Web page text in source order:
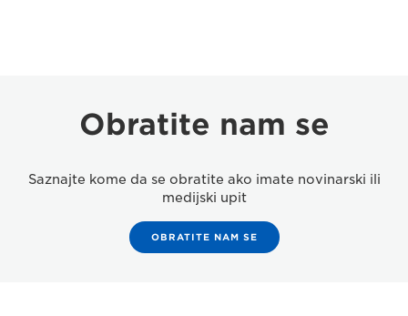
Obratite nam se
Saznajte kome da se obratite ako imate novinarski ili
medijski upit
OBRATITE NAM SE